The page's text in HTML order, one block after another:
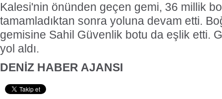
Kalesi'nin önünden geçen gemi, 36 millik
tamamladıktan sonra yoluna devam etti.
gemisine Sahil Güvenlik botu da eşlik etti.
yol aldı.
DENİZ HABER AJANSI